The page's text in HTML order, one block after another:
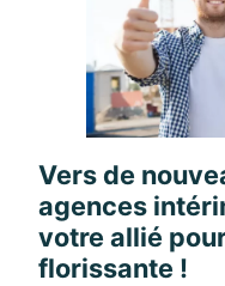
Vers de
agences
votre allié
florissante !